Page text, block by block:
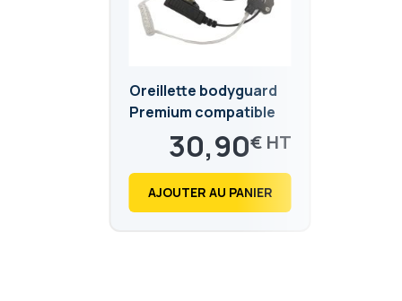
Oreillette bodyguard
Premium compatible
Motorola T82, T82ex,
T80, T92 H2O
30,90€
37,08
AJOUTER AU PANIER